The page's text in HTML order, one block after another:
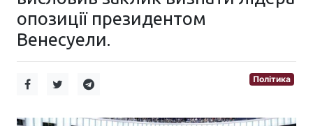
опозиції президентом
Венесуели.
Політика